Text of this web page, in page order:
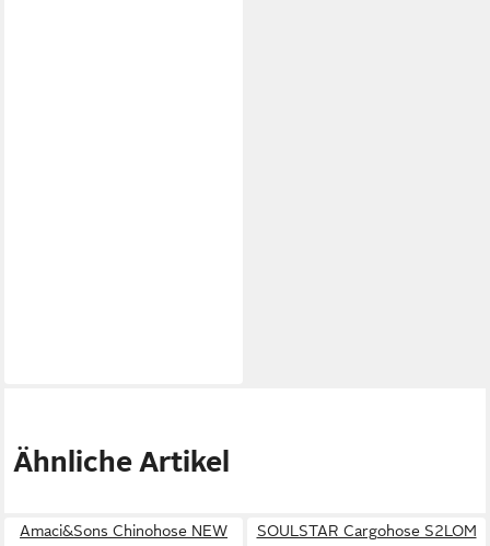
Ähnliche Artikel
Amaci&Sons Chinohose NEW
SOULSTAR Cargohose S2LOM